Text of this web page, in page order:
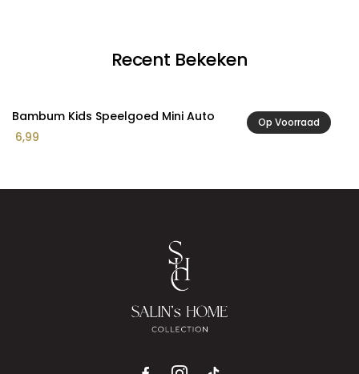
Recent Bekeken
Op Voorraad
Bambum Kids Speelgoed Mini Auto
6,99